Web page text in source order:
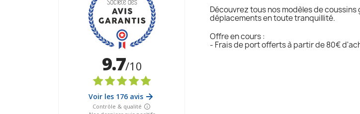
Découvrez tous nos modèles de
déplacements en toute tranquillité.
Offre en cours :
- Frais de port offerts à partir de 80€